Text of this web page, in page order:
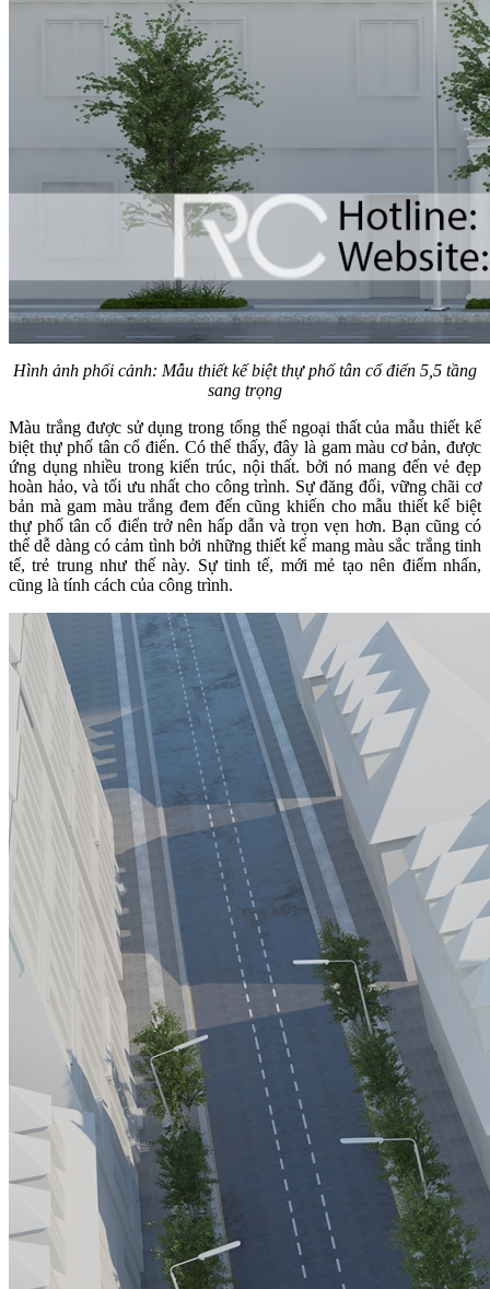
Hình ảnh phối cảnh: Mẫu thiết kế biệt thự phố tân cổ điển 5,5 tầng
sang trọng
Màu trắng được sử dụng trong tổng thể ngoại thất của mẫu thiết kế
biệt thự phố tân cổ điển. Có thể thấy, đây là gam màu cơ bản, được
ứng dụng nhiều trong kiến trúc, nội thất. bởi nó mang đến vẻ đẹp
hoàn hảo, và tối ưu nhất cho công trình. Sự đăng đối, vững chãi cơ
bản mà gam màu trắng đem đến cũng khiến cho mẫu thiết kế biệt
thự phố tân cổ điển trở nên hấp dẫn và trọn vẹn hơn. Bạn cũng có
thể dễ dàng có cảm tình bởi những thiết kế mang màu sắc trắng tinh
tế, trẻ trung như thế này. Sự tinh tế, mới mẻ tạo nên điểm nhấn,
cũng là tính cách của công trình.